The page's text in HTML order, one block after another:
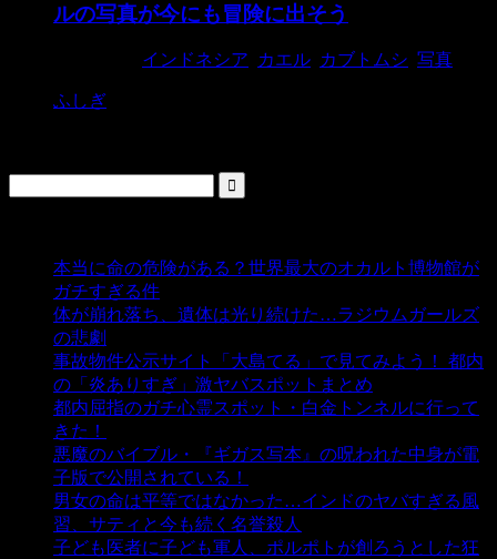
ルの写真が今にも冒険に出そう
インドネシア カエル カブトムシ 写真
ふしぎ
本当に命の危険がある？世界最大のオカルト博物館が
ガチすぎる件
体が崩れ落ち、遺体は光り続けた…ラジウムガールズ
の悲劇
事故物件公示サイト「大島てる」で見てみよう！ 都内
の「炎ありすぎ」激ヤバスポットまとめ
都内屈指のガチ心霊スポット・白金トンネルに行って
きた！
悪魔のバイブル・『ギガス写本』の呪われた中身が電
子版で公開されている！
男女の命は平等ではなかった…インドのヤバすぎる風
習、サティと今も続く名誉殺人
子ども医者に子ども軍人、ポルポトが創ろうとした狂